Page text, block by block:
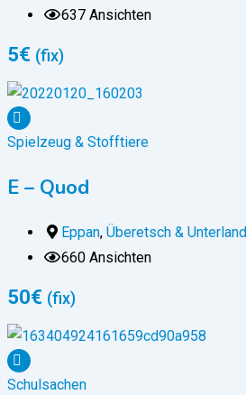
637 Ansichten
5€ (fix)
Spielzeug & Stofftiere
E – Quod
Eppan, Überetsch & Unterland
660 Ansichten
50€ (fix)
Schulsachen